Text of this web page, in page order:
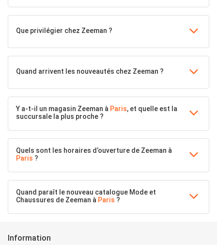
Que privilégier chez Zeeman ?
Quand arrivent les nouveautés chez Zeeman ?
Y a-t-il un magasin Zeeman à Paris, et quelle est la
succursale la plus proche ?
Quels sont les horaires d’ouverture de Zeeman à
Paris ?
Quand paraît le nouveau catalogue Mode et
Chaussures de Zeeman à Paris ?
Information